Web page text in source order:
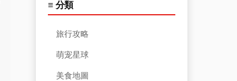
≡ 分類
旅行攻略
萌宠星球
美食地圖